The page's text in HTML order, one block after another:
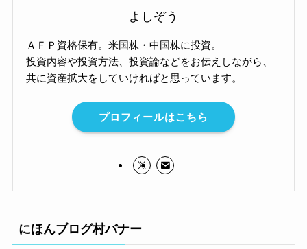
よしぞう
ＡＦＰ資格保有。米国株・中国株に投資。
投資内容や投資方法、投資論などをお伝えしながら、
共に資産拡大をしていければと思っています。
プロフィールはこちら
にほんブログ村バナー